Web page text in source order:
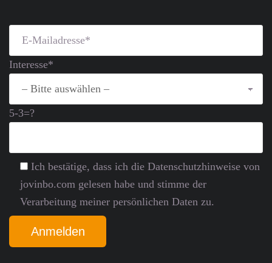
Interesse*
5-3=?
Ich bestätige, dass ich die Datenschutz­hinweise von
jovinbo.com gelesen habe und stimme der
Verarbeitung meiner persönlichen Daten zu.